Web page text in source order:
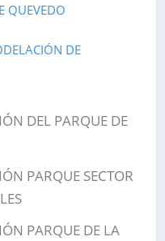
QUEVEDO
DE
DEL PARQUE DE
PARQUE SECTOR
PARQUE DE LA